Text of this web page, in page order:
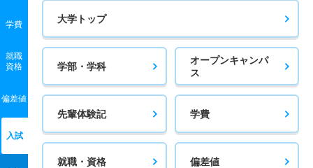
学費
就職
資格
偏差値
入試
大学トップ
学部・学科
オープンキャンパ
ス
先輩体験記 学費
就職・資格 偏差値